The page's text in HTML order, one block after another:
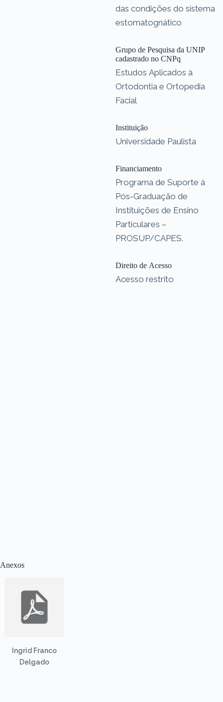
Anexos
Ingrid Franco
Delgado
das condições do sistema
estomatognático
Grupo de Pesquisa da UNIP
cadastrado no CNPq
Estudos Aplicados à
Ortodontia e Ortopedia
Facial
Instituição
Universidade Paulista
Financiamento
Programa de Suporte à
Pós-Graduação de
Instituições de Ensino
Particulares –
PROSUP/CAPES.
Direito de Acesso
Acesso restrito